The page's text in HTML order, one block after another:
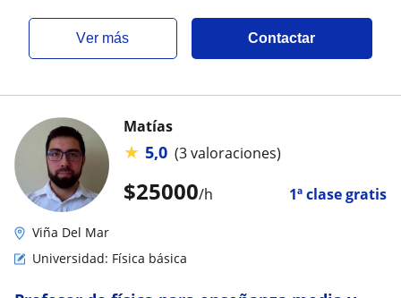
ver más Contactar
$25000/h 1ª clase gratis
Matías
★ 5,0 (3 valoraciones)
Viña Del Mar
Universidad: Física básica